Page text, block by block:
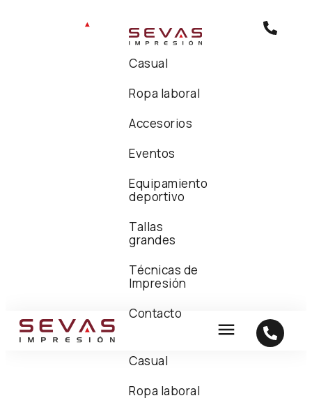
Casual
Ropa laboral
Accesorios
Eventos
Equipamiento
deportivo
Tallas
grandes
Técnicas de
Impresión
Contacto
Casual
Ropa laboral